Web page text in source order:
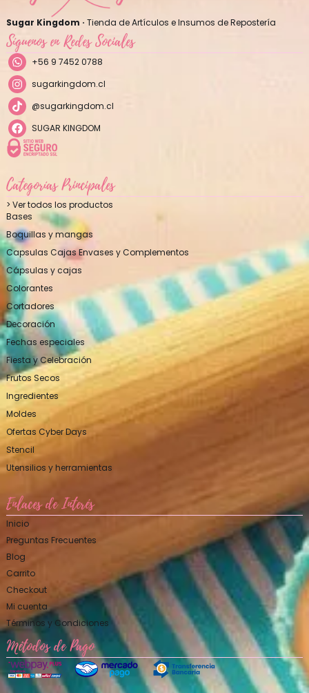
Sugar Kingdom · Tienda de Artículos e Insumos de Repostería
Síguenos en Redes Sociales
+56 9 7452 0788
sugarkingdom.cl
@sugarkingdom.cl
SUGAR KINGDOM
Categorías Principales
> Ver todos los productos
Bases
Boquillas y mangas
Capsulas Cajas Envases y Complementos
Cápsulas y cajas
Colorantes
Cortadores
Decoración
Fechas especiales
Fiesta y Celebración
Frutos Secos
Ingredientes
Moldes
Ofertas Cyber Days
Stencil
Utensilios y herramientas
Enlaces de Interés
Inicio
Preguntas Frecuentes
Blog
Carrito
Checkout
Mi cuenta
Términos y Condiciones
Métodos de Pago